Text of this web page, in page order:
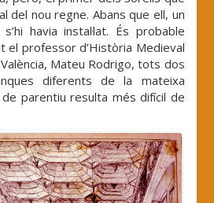
del nou regne. Abans que ell, un
havia instal·lat. És probable
el professor d’Història Medieval
Mateu Rodrigo, tots dos
diferents de la mateixa
parentiu resulta més difícil de